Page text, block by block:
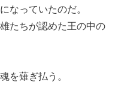
なっていたのだ。
たちが認めた王の中の
を薙ぎ払う。